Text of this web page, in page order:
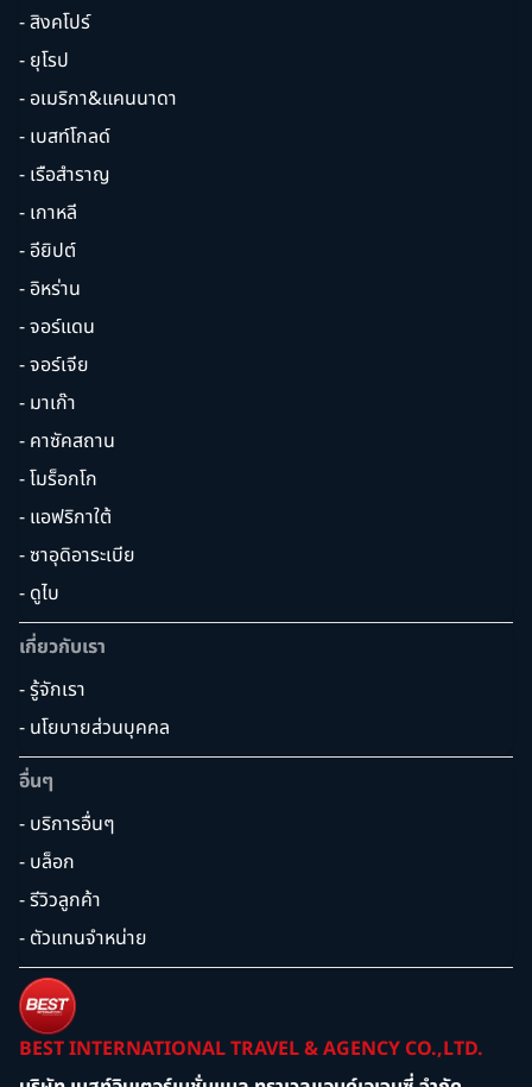
- สิงคโปร์
- ยุโรป
- อเมริกา&แคนนาดา
- เบสท์โกลด์
- เรือสำราญ
- เกาหลี
- อียิปต์
- อิหร่าน
- จอร์แดน
- จอร์เจีย
- มาเก๊า
- คาซัคสถาน
- โมร็อกโก
- แอฟริกาใต้
- ซาอุดิอาระเบีย
- ดูไบ
เกี่ยวกับเรา
- รู้จักเรา
- นโยบายส่วนบุคคล
อื่นๆ
- บริการอื่นๆ
- บล็อก
- รีวิวลูกค้า
- ตัวแทนจำหน่าย
BEST INTERNATIONAL TRAVEL & AGENCY CO.,LTD.